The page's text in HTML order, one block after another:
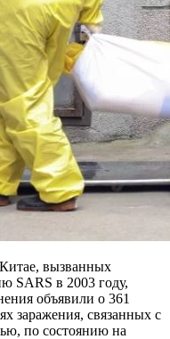
вызванных
SARS в 2003 году,
объявили о 361
заражения, связанных с
по состоянию на